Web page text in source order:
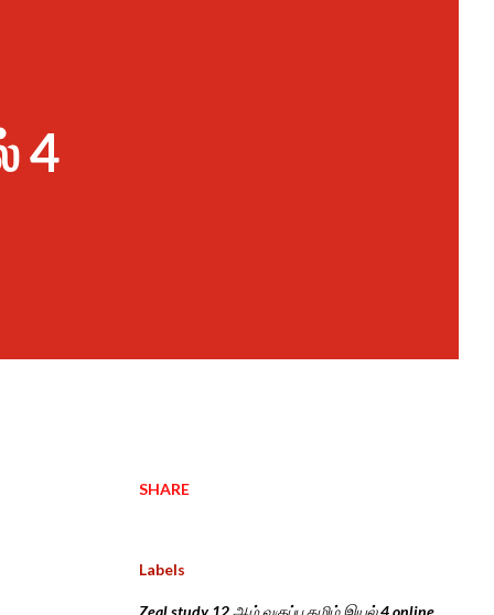
4
SHARE
Labels